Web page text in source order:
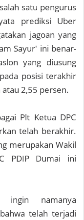
satu pengurus
prediksi Uber
jagoan yang
Sayur' ini benar-
yang diusung
posisi terakhir
2,55 persen.
Plt Ketua DPC
telah berakhir.
merupakan Wakil
PDIP Dumai ini
namanya
telah terjadi